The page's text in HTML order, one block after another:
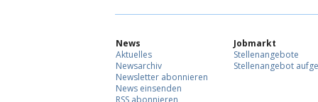
News
Aktuelles
Newsarchiv
Newsletter abonnieren
News einsenden
RSS abonnieren
Jobmarkt
Stellenangebote
Stellenangebot